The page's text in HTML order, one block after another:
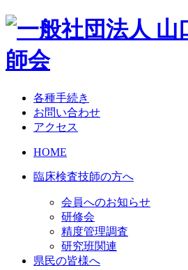
各種手続き
お問い合わせ
アクセス
HOME
臨床検査技師の方へ
会員へのお知らせ
研修会
精度管理調査
研究班関連
県民の皆様へ